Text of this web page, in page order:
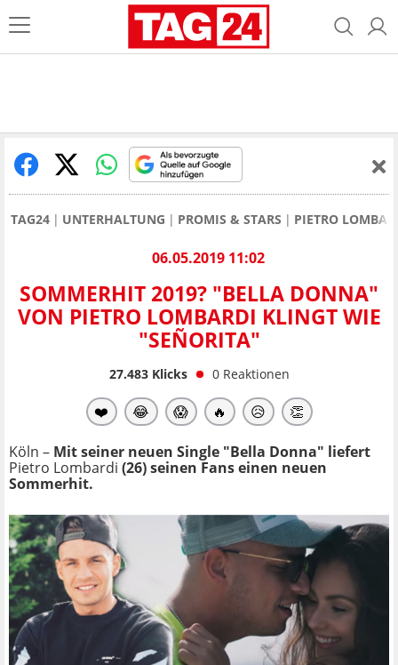
TAG24 UNTERHALTUNG PROMIS & STARS PIETRO
06.05.2019 11:02
SOMMERHIT 2019? "BELLA DONNA"
VON PIETRO LOMBARDI KLINGT WIE
"SEÑORITA"
27.483Klicks 0 Reaktionen
❤️ 😂 😱 🔥 😥 👏
Köln – Mit seiner neuen Single "Bella Donna" liefert
Pietro Lombardi (26) seinen Fans einen neuen
Sommerhit.